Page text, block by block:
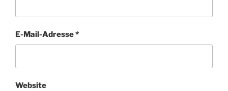
E-Mail-Adresse*
Website